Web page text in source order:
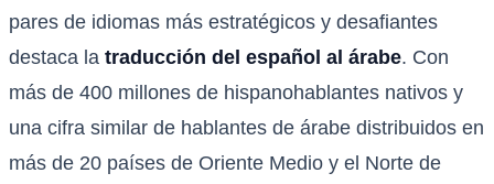
pares de idiomas más estratégicos y desafiantes
destaca la traducción del español al árabe. Con
más de 400 millones de hispanohablantes nativos y
una cifra similar de hablantes de árabe distribuidos en
más de 20 países de Oriente Medio y el Norte de